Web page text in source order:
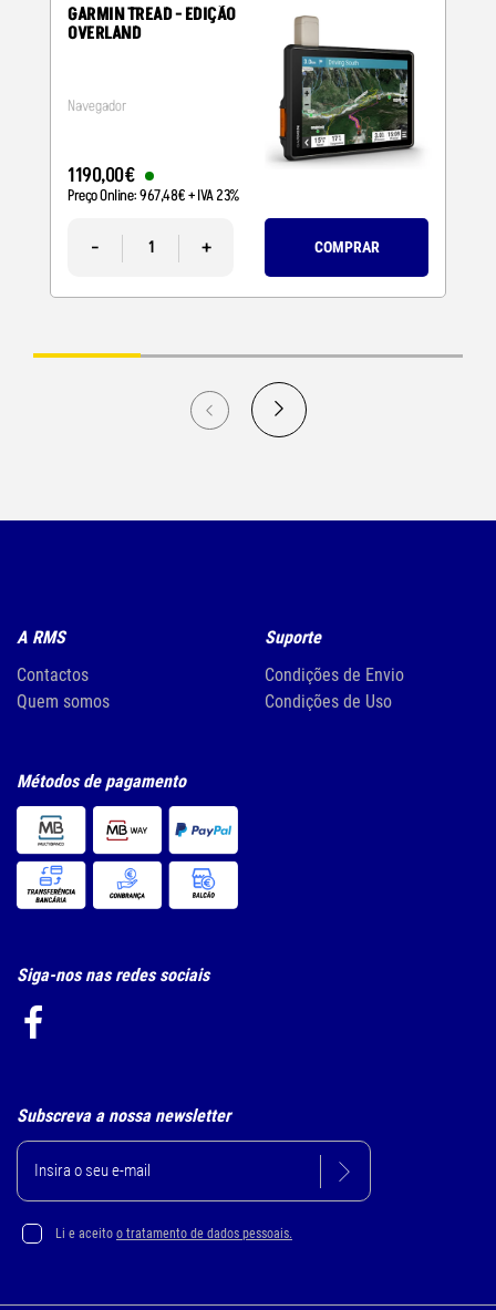
GARMIN TREAD - EDIÇÃO
OVERLAND
Navegador
1190,00€
Preço Online:967,48€+ IVA 23%
- + COMPRAR
A RMS
Contactos
Quem somos
Suporte
Condições de Envio
Condições de Uso
Métodos de pagamento
Siga-nos nas redes sociais
Subscreva a nossa newsletter
Li e aceito o tratamento de dados pessoais.